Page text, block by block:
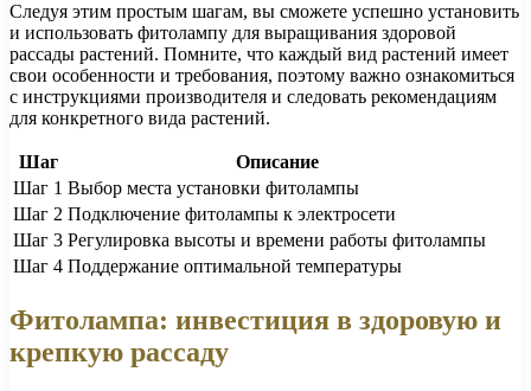
Следуя этим простым шагам, вы сможете успешно установить
и использовать фитолампу для выращивания здоровой
рассады растений. Помните, что каждый вид растений имеет
свои особенности и требования, поэтому важно ознакомиться
с инструкциями производителя и следовать рекомендациям
для конкретного вида растений.
Шаг
Описание
Шаг 1 Выбор места установки фитолампы
Шаг 2 Подключение фитолампы к электросети
Шаг 3 Регулировка высоты и времени работы фитолампы
Шаг 4 Поддержание оптимальной температуры
Фитолампа: инвестиция в здоровую и
крепкую рассаду